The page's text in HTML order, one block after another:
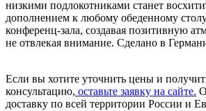
низкими подлокотниками станет
дополнением к любому обеденному
конференц-зала, создавая позитивную
не отвлекая внимание. Сделано в
Если вы хотите уточнить цены и
консультацию, оставьте заявку на сайте.
доставку по всей территории России и